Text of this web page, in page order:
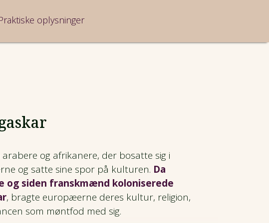
oplysninger
arabere og afrikanere, der bosatte sig i
og satte sine spor på kulturen. Da
og siden franskmænd koloniserede
, bragte europæerne deres kultur, religion,
som møntfod med sig.